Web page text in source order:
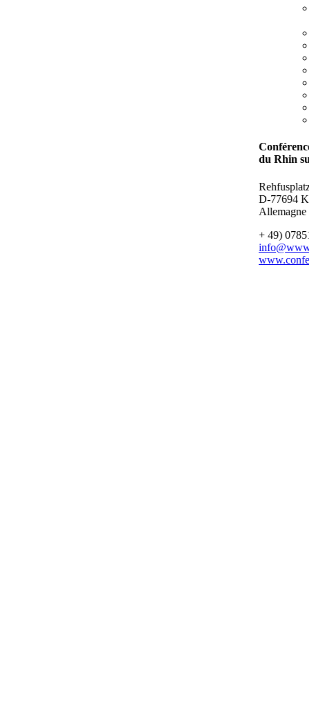
du Rhin
D-77694
Allemagne
+ 49)